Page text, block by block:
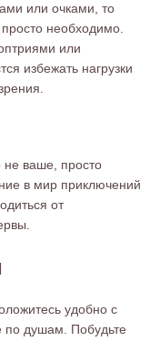
или очками, то
необходимо.
или
избежать нагрузки
ваше, просто
в мир приключений
от
удобно с
по душам. Побудьте